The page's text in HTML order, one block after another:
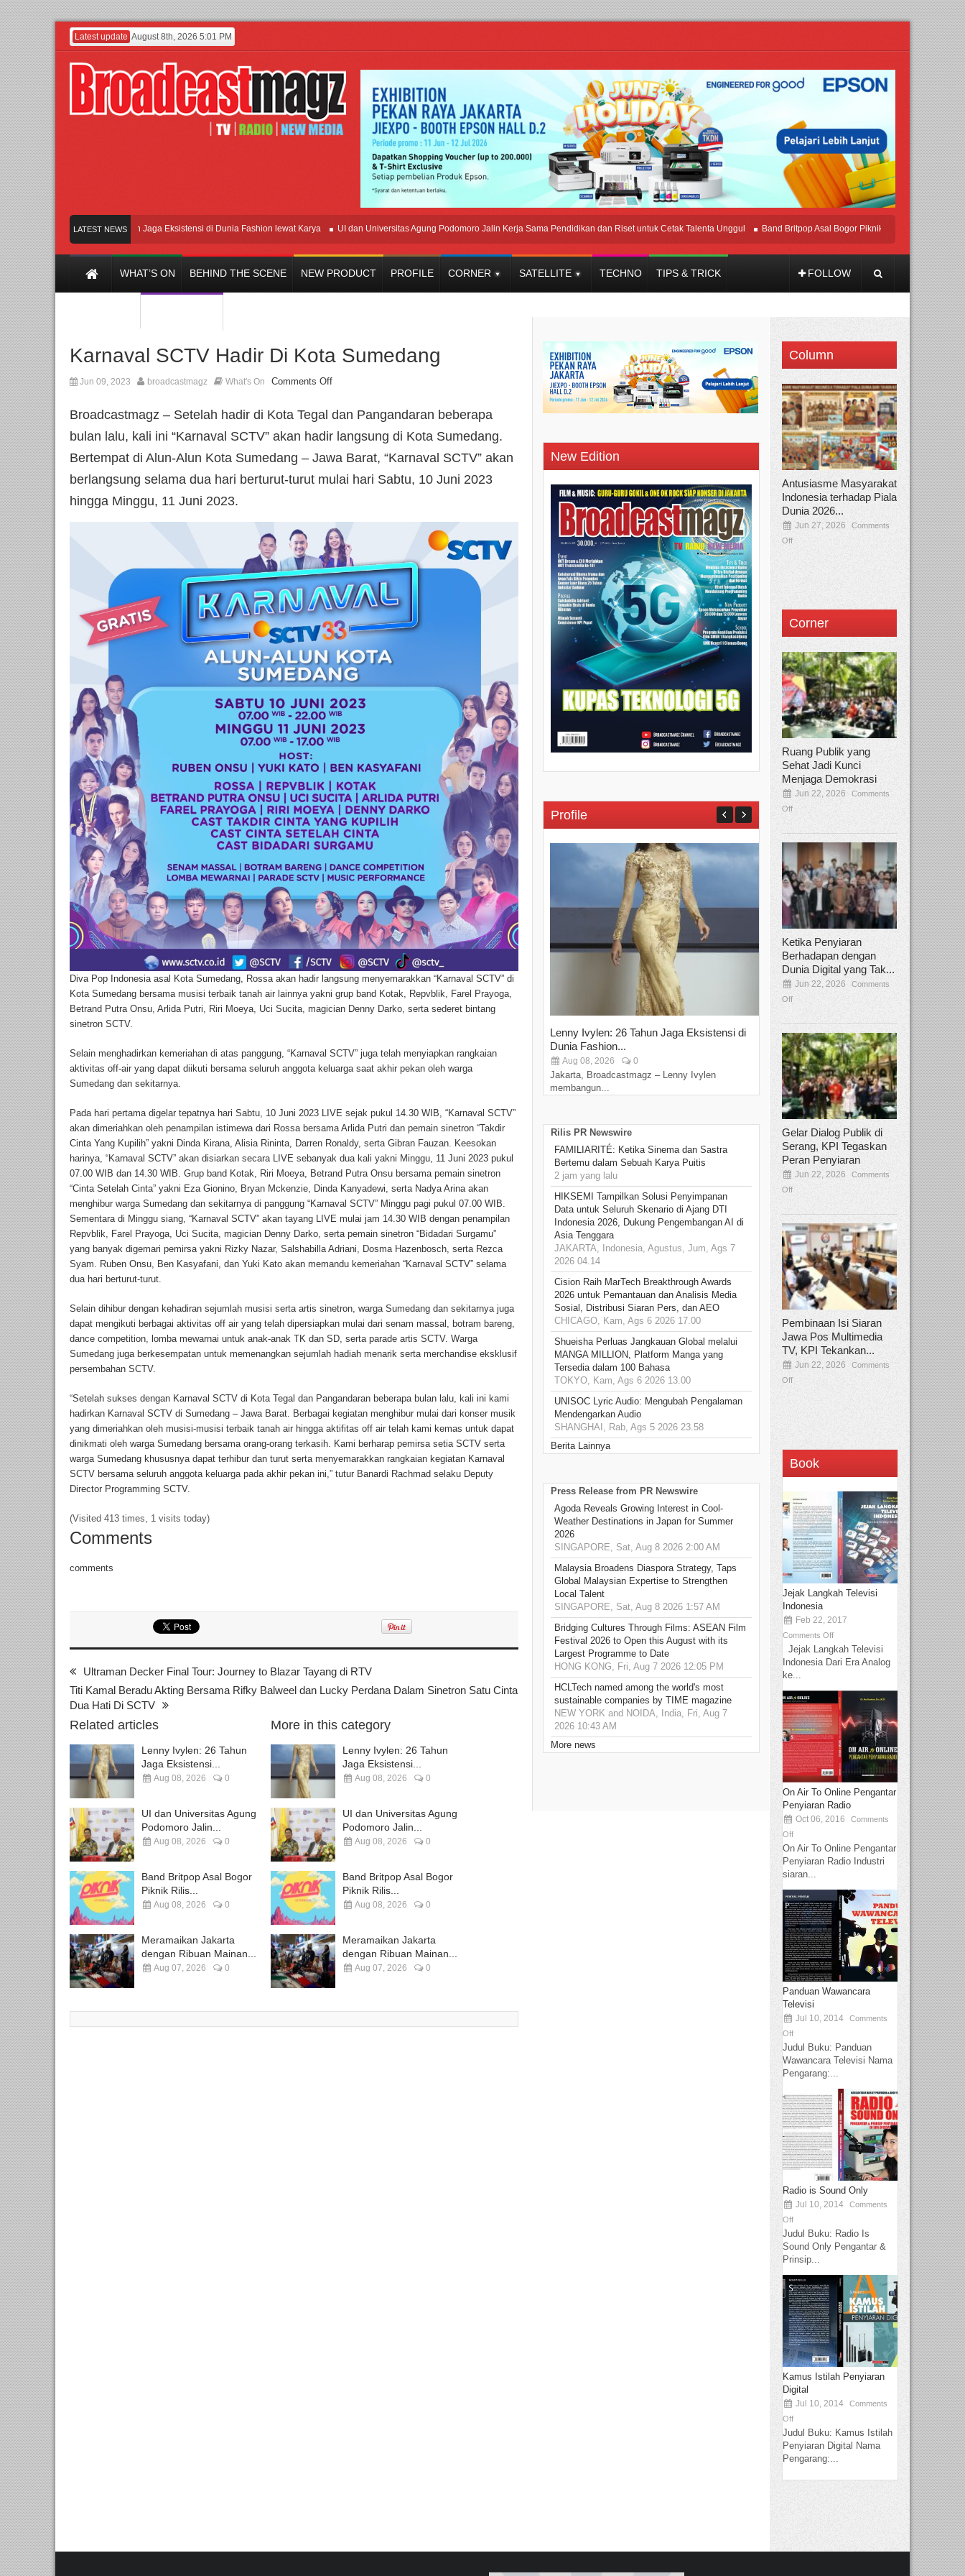
Latest update August 8th, 2026 5:01 PM
LATEST NEWS
Lenny Ivylen: 26 Tahun Jaga Eksistensi di Dunia Fashion lewat Karya UI dan Universitas Agung Podomoro Jalin Kerja Sama Pendidikan dan Riset untuk Cetak Talenta Unggul Band Britpop Asal Bogor Piknik Rilis Mini Album
WHAT’S ON BEHIND THE SCENE NEW PRODUCT PROFILE CORNER SATELLITE TECHNO TIPS & TRICK FOLLOW
Karnaval SCTV Hadir Di Kota Sumedang
Jun 09, 2023 broadcastmagz What's On Comments Off
Broadcastmagz – Setelah hadir di Kota Tegal dan Pangandaran beberapa
bulan lalu, kali ini “Karnaval SCTV” akan hadir langsung di Kota Sumedang.
Bertempat di Alun-Alun Kota Sumedang – Jawa Barat, “Karnaval SCTV” akan
berlangsung selama dua hari berturut-turut mulai hari Sabtu, 10 Juni 2023
hingga Minggu, 11 Juni 2023.
Diva Pop Indonesia asal Kota Sumedang, Rossa akan hadir langsung menyemarakkan “Karnaval SCTV” di
Kota Sumedang bersama musisi terbaik tanah air lainnya yakni grup band Kotak, Repvblik, Farel Prayoga,
Betrand Putra Onsu, Arlida Putri, Riri Moeya, Uci Sucita, magician Denny Darko, serta sederet bintang
sinetron SCTV.
Selain menghadirkan kemeriahan di atas panggung, “Karnaval SCTV” juga telah menyiapkan rangkaian
aktivitas off-air yang dapat diikuti bersama seluruh anggota keluarga saat akhir pekan oleh warga
Sumedang dan sekitarnya.
Pada hari pertama digelar tepatnya hari Sabtu, 10 Juni 2023 LIVE sejak pukul 14.30 WIB, “Karnaval SCTV”
akan dimeriahkan oleh penampilan istimewa dari Rossa bersama Arlida Putri dan pemain sinetron “Takdir
Cinta Yang Kupilih” yakni Dinda Kirana, Alisia Rininta, Darren Ronaldy, serta Gibran Fauzan. Keesokan
harinya, “Karnaval SCTV” akan disiarkan secara LIVE sebanyak dua kali yakni Minggu, 11 Juni 2023 pukul
07.00 WIB dan 14.30 WIB. Grup band Kotak, Riri Moeya, Betrand Putra Onsu bersama pemain sinetron
“Cinta Setelah Cinta” yakni Eza Gionino, Bryan Mckenzie, Dinda Kanyadewi, serta Nadya Arina akan
menghibur warga Sumedang dan sekitarnya di panggung “Karnaval SCTV” Minggu pagi pukul 07.00 WIB.
Sementara di Minggu siang, “Karnaval SCTV” akan tayang LIVE mulai jam 14.30 WIB dengan penampilan
Repvblik, Farel Prayoga, Uci Sucita, magician Denny Darko, serta pemain sinetron “Bidadari Surgamu”
yang banyak digemari pemirsa yakni Rizky Nazar, Salshabilla Adriani, Dosma Hazenbosch, serta Rezca
Syam. Ruben Onsu, Ben Kasyafani, dan Yuki Kato akan memandu kemeriahan “Karnaval SCTV” selama
dua hari berturut-turut.
Selain dihibur dengan kehadiran sejumlah musisi serta artis sinetron, warga Sumedang dan sekitarnya juga
dapat mengikuti berbagai aktivitas off air yang telah dipersiapkan mulai dari senam massal, botram bareng,
dance competition, lomba mewarnai untuk anak-anak TK dan SD, serta parade artis SCTV. Warga
Sumedang juga berkesempatan untuk memenangkan sejumlah hadiah menarik serta merchandise eksklusif
persembahan SCTV.
“Setelah sukses dengan Karnaval SCTV di Kota Tegal dan Pangandaran beberapa bulan lalu, kali ini kami
hadirkan Karnaval SCTV di Sumedang – Jawa Barat. Berbagai kegiatan menghibur mulai dari konser musik
yang dimeriahkan oleh musisi-musisi terbaik tanah air hingga aktifitas off air telah kami kemas untuk dapat
dinikmati oleh warga Sumedang bersama orang-orang terkasih. Kami berharap pemirsa setia SCTV serta
warga Sumedang khususnya dapat terhibur dan turut serta menyemarakkan rangkaian kegiatan Karnaval
SCTV bersama seluruh anggota keluarga pada akhir pekan ini,” tutur Banardi Rachmad selaku Deputy
Director Programming SCTV.
(Visited 413 times, 1 visits today)
Comments
comments
Ultraman Decker Final Tour: Journey to Blazar Tayang di RTV
Titi Kamal Beradu Akting Bersama Rifky Balweel dan Lucky Perdana Dalam Sinetron Satu Cinta
Dua Hati Di SCTV
Related articles
Lenny Ivylen: 26 Tahun
Jaga Eksistensi...
Aug 08, 2026 0
UI dan Universitas Agung
Podomoro Jalin...
Aug 08, 2026 0
Band Britpop Asal Bogor
Piknik Rilis...
Aug 08, 2026 0
Meramaikan Jakarta
dengan Ribuan Mainan...
Aug 07, 2026 0
More in this category
Lenny Ivylen: 26 Tahun
Jaga Eksistensi...
Aug 08, 2026 0
UI dan Universitas Agung
Podomoro Jalin...
Aug 08, 2026 0
Band Britpop Asal Bogor
Piknik Rilis...
Aug 08, 2026 0
Meramaikan Jakarta
dengan Ribuan Mainan...
Aug 07, 2026 0
New Edition
Profile
Lenny Ivylen: 26 Tahun Jaga Eksistensi di
Dunia Fashion...
Aug 08, 2026 0
Jakarta, Broadcastmagz – Lenny Ivylen
membangun...
Yan Senjaya, Kreativitas Lima
Sinema Indonesia
Dec 22, 2025 Comments Off
Jakarta, Broadcastmagz – Yan Senjaya
Rilis PR Newswire
FAMILIARITÉ: Ketika Sinema dan Sastra
Bertemu dalam Sebuah Karya Puitis
2 jam yang lalu
HIKSEMI Tampilkan Solusi Penyimpanan
Data untuk Seluruh Skenario di Ajang DTI
Indonesia 2026, Dukung Pengembangan AI di
Asia Tenggara
JAKARTA, Indonesia, Agustus, Jum, Ags 7
2026 04.14
Cision Raih MarTech Breakthrough Awards
2026 untuk Pemantauan dan Analisis Media
Sosial, Distribusi Siaran Pers, dan AEO
CHICAGO, Kam, Ags 6 2026 17.00
Shueisha Perluas Jangkauan Global melalui
MANGA MILLION, Platform Manga yang
Tersedia dalam 100 Bahasa
TOKYO, Kam, Ags 6 2026 13.00
UNISOC Lyric Audio: Mengubah Pengalaman
Mendengarkan Audio
SHANGHAI, Rab, Ags 5 2026 23.58
Berita Lainnya
Press Release from PR Newswire
Agoda Reveals Growing Interest in Cool-
Weather Destinations in Japan for Summer
2026
SINGAPORE, Sat, Aug 8 2026 2:00 AM
Malaysia Broadens Diaspora Strategy, Taps
Global Malaysian Expertise to Strengthen
Local Talent
SINGAPORE, Sat, Aug 8 2026 1:57 AM
Bridging Cultures Through Films: ASEAN Film
Festival 2026 to Open this August with its
Largest Programme to Date
HONG KONG, Fri, Aug 7 2026 12:05 PM
HCLTech named among the world's most
sustainable companies by TIME magazine
NEW YORK and NOIDA, India, Fri, Aug 7
2026 10:43 AM
More news
Column
Antusiasme Masyarakat
Indonesia terhadap Piala
Dunia 2026...
Jun 27, 2026
Comments
Off
Corner
Ruang Publik yang
Sehat Jadi Kunci
Menjaga Demokrasi
Jun 22, 2026
Comments
Off
Ketika Penyiaran
Berhadapan dengan
Dunia Digital yang Tak...
Jun 22, 2026
Comments
Off
Gelar Dialog Publik di
Serang, KPI Tegaskan
Peran Penyiaran
Jun 22, 2026
Comments
Off
Pembinaan Isi Siaran
Jawa Pos Multimedia
TV, KPI Tekankan...
Jun 22, 2026
Comments
Off
Book
Jejak Langkah Televisi
Indonesia
Feb 22, 2017
Comments Off
Jejak Langkah Televisi
Indonesia Dari Era Analog
ke...
On Air To Online Pengantar
Penyiaran Radio
Oct 06, 2016
Comments
Off
On Air To Online Pengantar
Penyiaran Radio Industri
siaran...
Panduan Wawancara
Televisi
Jul 10, 2014
Comments
Off
Judul Buku: Panduan
Wawancara Televisi Nama
Pengarang:...
Radio is Sound Only
Jul 10, 2014
Comments
Off
Judul Buku: Radio Is
Sound Only Pengantar &
Prinsip...
Kamus Istilah Penyiaran
Digital
Jul 10, 2014
Comments
Off
Judul Buku: Kamus Istilah
Penyiaran Digital Nama
Pengarang:...